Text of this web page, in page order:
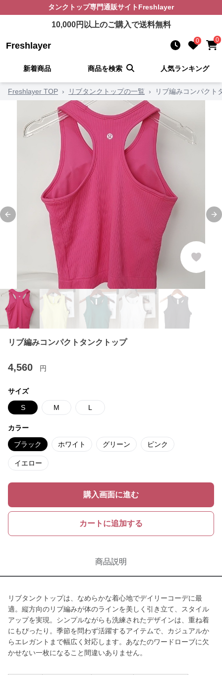
タンクトップ専門通販サイト Freshlayer
10,000円以上のご購入で送料無料
Freshlayer 0 0
新着商品 商品を検索 人気ランキング
Freshlayer TOP › リブタンクトップの一覧 › リブ編みコンパクト
Previous slide
リブ編みコンパクトタンクトップ
4,560 円
サイズ
S M L
カラー
ブラック ホワイト グリーン ピンク
イエロー
購入画面に進む
カートに追加する
商品説明
リブタンクトップは、なめらかな着心地でデイリーコーデに最
適。縦方向のリブ編みが体のラインを美しく引き立て、スタイル
アップを実現。シンプルながらも洗練されたデザインは、重ね着
にもぴったり。季節を問わず活躍するアイテムで、カジュアルか
らエレガントまで幅広く対応します。あなたのワードローブに欠
かせない一枚になること間違いありません。